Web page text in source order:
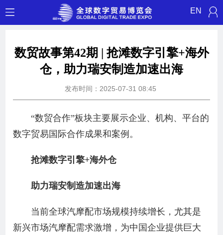
EN
数贸故事第42期 | 抢滩数字引擎+海外
仓，助力瑞安制造加速出海
发布时间：2025-07-31 08:45
“数贸合作”板块主要展示企业、机构、平台的
数字贸易国际合作成果和案例。
抢滩数字引擎+海外仓
助力瑞安制造加速出海
当前全球汽摩配市场规模持续增长，尤其是
新兴市场汽摩配需求激增，为中国企业提供巨大